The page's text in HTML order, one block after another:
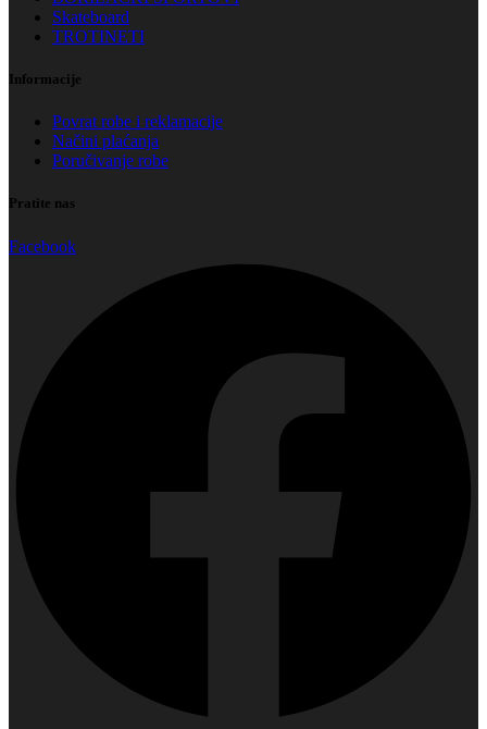
Skateboard
TROTINETI
Informacije
Povrat robe i reklamacije
Načini plaćanja
Poručivanje robe
Pratite nas
Facebook